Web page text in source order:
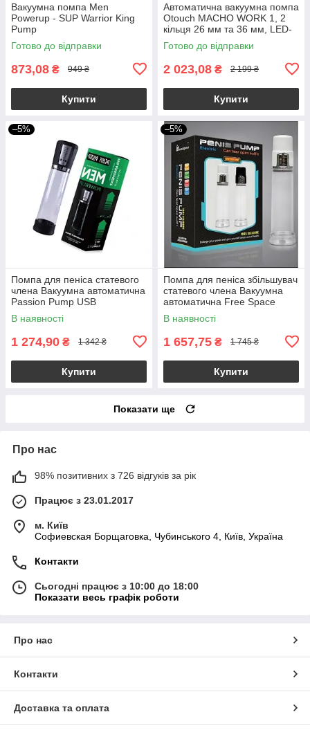
Вакуумна помпа Men
Powerup - SUP Warrior King
Pump
Готово до відправки
873,08 ₴ 949 ₴
Купити
Автоматична вакуумна помпа
Otouch MACHO WORK 1, 2
кільця 26 мм та 36 мм, LED-
індикатор, до 20 см
Готово до відправки
2 023,08 ₴ 2 199 ₴
Купити
–5%
Помпа для пеніса статевого
члена Вакуумна автоматична
Passion Pump USB
В наявності
1 274,90 ₴ 1 342 ₴
Купити
–5%
Помпа для пеніса збільшувач
статевого члена Вакуумна
автоматична Free Space
В наявності
1 657,75 ₴ 1 745 ₴
Купити
Показати ще
Про нас
98% позитивних з 726 відгуків за рік
Працює з 23.01.2017
м. Київ
Софиевская Борщаговка, Чубинського 4, Київ, Україна
Контакти
Сьогодні працює з 10:00 до 18:00
Показати весь графік роботи
Про нас
Контакти
Доставка та оплата